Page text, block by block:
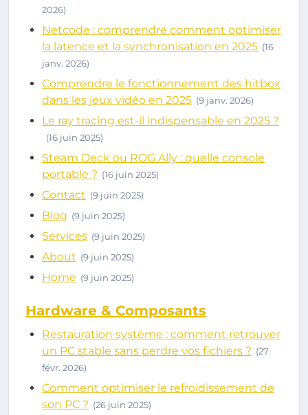
2026)
Netcode : comprendre comment optimiser
la latence et la synchronisation en 2025 (16
janv. 2026)
Comprendre le fonctionnement des hitbox
dans les jeux vidéo en 2025 (9 janv. 2026)
Le ray tracing est-il indispensable en 2025 ?
(16 juin 2025)
Steam Deck ou ROG Ally : quelle console
portable ? (16 juin 2025)
Contact (9 juin 2025)
Blog (9 juin 2025)
Services (9 juin 2025)
About (9 juin 2025)
Home (9 juin 2025)
Hardware & Composants
Restauration système : comment retrouver
un PC stable sans perdre vos fichiers ? (27
févr. 2026)
Comment optimiser le refroidissement de
son PC ? (26 juin 2025)